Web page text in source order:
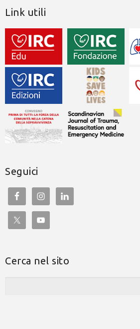
Link utili
Seguici
Cerca nel sito